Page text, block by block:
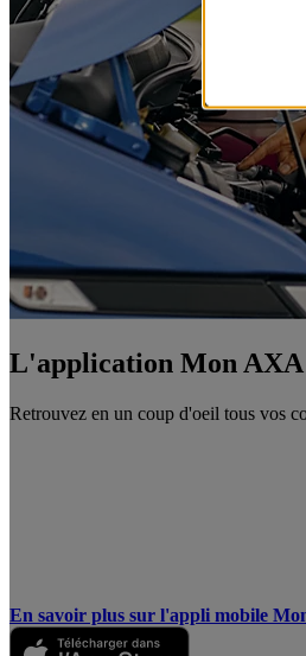
L'application Mon AXA
Retrouvez en un coup d'oeil tous vos
En savoir plus sur l'appli mobile